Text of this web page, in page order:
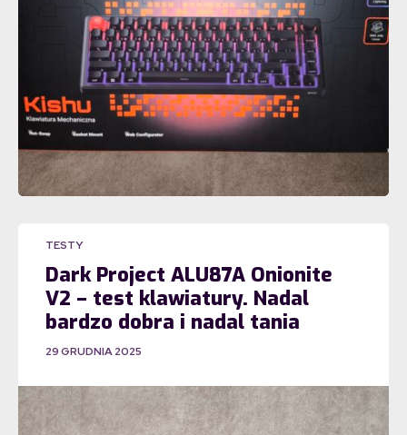
TESTY
Dark Project ALU87A Onionite
V2 – test klawiatury. Nadal
bardzo dobra i nadal tania
29 GRUDNIA 2025